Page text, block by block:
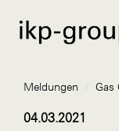
Meldungen / Gas
04.03.2021